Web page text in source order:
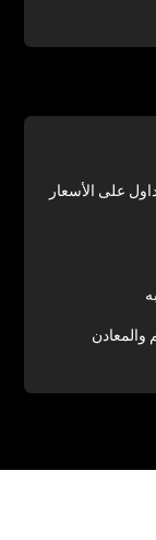
على الأسعار
والمعادن